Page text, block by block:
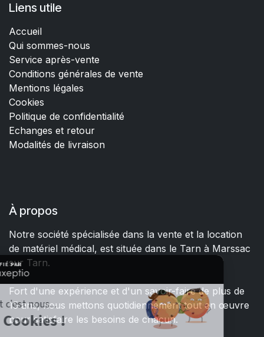
Liens utile
Accueil
Qui sommes-nous
Service après-vente
Conditions générales de vente
Mentions légales
Cookies
Politique de confidentialité
Echanges et retour
Modalités de livraison
À propos
Notre société spécialisée dans la vente et la location
de matériel médical, est située dans le Tarn à Marssac
sur Tarn.
Fort d'une expérience et d'un savoir-faire de plus de
15 ans, nous mettons quotidiennement tout en œuvre
pour satisfaire les besoins de chacun.